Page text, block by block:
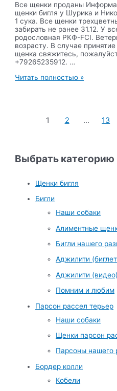
Все щенки проданы
щенки бигля у Шурика и
1 сука. Все щенки
забирать не ранее 31.12. У
родословная РКФ-FCI.
возрасту. В случае
щенка свяжитесь,
+79265235912. …
Помет
Nikoletta
Читать полностью »
1 2 … 13
Выбрать категорию
Щенки бигля
Бигли
Наши собаки
Алиментные
Бигли нашего
Аджилити
Аджилити (видео)
Помним и любим
Парсон рассел терьер
Наши собаки
Щенки парсон
Парсоны нашего
Бордер колли
Кобели